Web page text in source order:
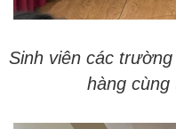
Sinh viên các
hàng cùng